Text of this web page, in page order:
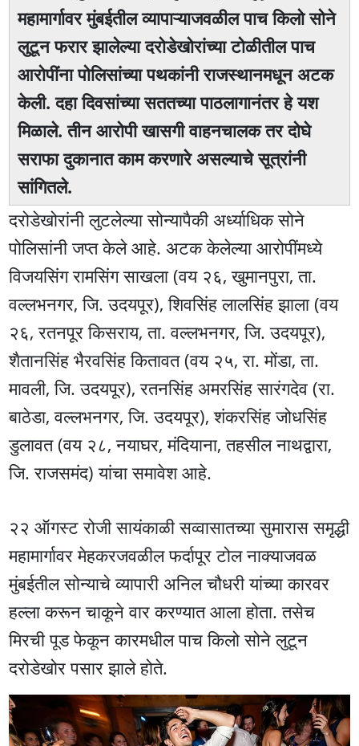
महामार्गावर मुंबईतील व्यापाऱ्याजवळील पाच किलो सोने
लुटून फरार झालेल्या दरोडेखोरांच्या टोळीतील पाच
आरोपींना पोलिसांच्या पथकांनी राजस्थानमधून अटक
केली. दहा दिवसांच्या सततच्या पाठलागानंतर हे यश
मिळाले. तीन आरोपी खासगी वाहनचालक तर दोघे
सराफा दुकानात काम करणारे असल्याचे सूत्रांनी
सांगितले.
दरोडेखोरांनी लुटलेल्या सोन्यापैकी अर्ध्याधिक सोने
पोलिसांनी जप्त केले आहे. अटक केलेल्या आरोपींमध्ये
विजयसिंग रामसिंग साखला (वय २६, खुमानपुरा, ता.
वल्लभनगर, जि. उदयपूर), शिवसिंह लालसिंह झाला (वय
२६, रतनपूर किसराय, ता. वल्लभनगर, जि. उदयपूर),
शैतानसिंह भैरवसिंह कितावत (वय २५, रा. मोंडा, ता.
मावली, जि. उदयपूर), रतनसिंह अमरसिंह सारंगदेव (रा.
बाठेडा, वल्लभनगर, जि. उदयपूर), शंकरसिंह जोधसिंह
डुलावत (वय २८, नयाघर, मंदियाना, तहसील नाथद्वारा,
जि. राजसमंद) यांचा समावेश आहे.
२२ ऑगस्ट रोजी सायंकाळी सव्वासातच्या सुमारास समृद्धी
महामार्गावर मेहकरजवळील फर्दापूर टोल नाक्याजवळ
मुंबईतील सोन्याचे व्यापारी अनिल चौधरी यांच्या कारवर
हल्ला करून चाकूने वार करण्यात आला होता. तसेच
मिरची पूड फेकून कारमधील पाच किलो सोने लुटून
दरोडेखोर पसार झाले होते.